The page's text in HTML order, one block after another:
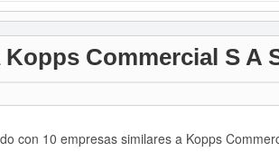
Kopps Commercial S A
con 10 empresas similares a Kopps